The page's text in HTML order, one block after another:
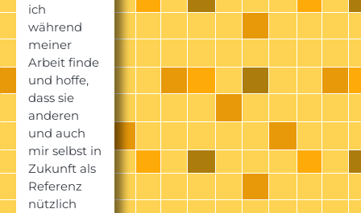
ich
während
meiner
Arbeit finde
und hoffe,
dass sie
anderen
und auch
mir selbst in
Zukunft als
Referenz
nützlich